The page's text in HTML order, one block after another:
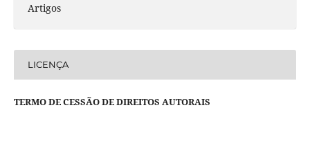
Artigos
LICENÇA
TERMO DE CESSÃO DE DIREITOS AUTORAIS